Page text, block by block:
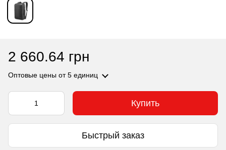
2 660.64 грн
Оптовые цены от 5 единиц
Купить
Быстрый заказ